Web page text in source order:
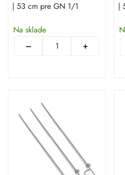
| 53 cm pre GN 1/1
Na sklade
|